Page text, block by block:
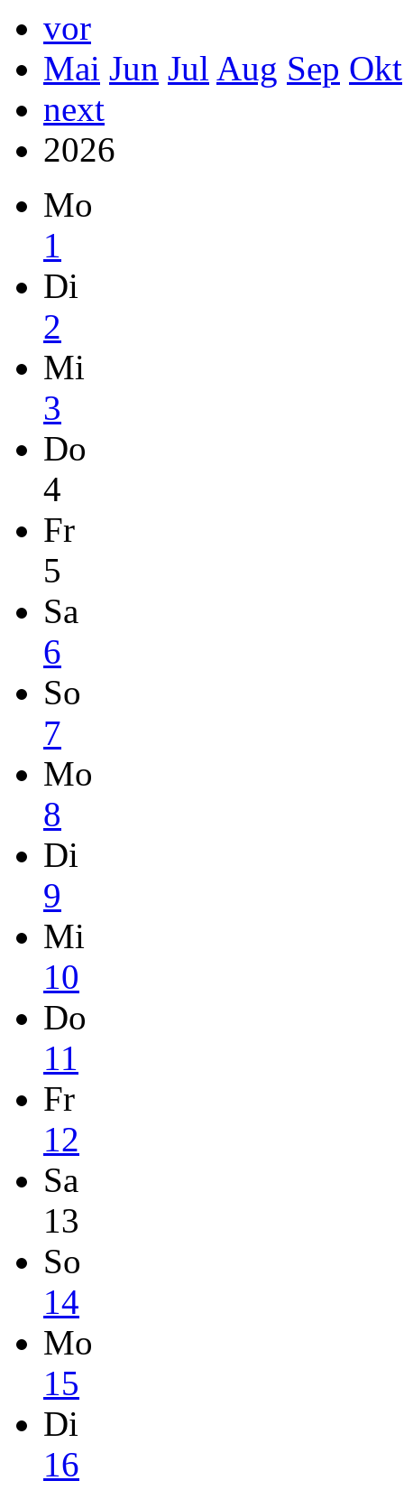
vor
Mai Jun Jul Aug Sep Okt
next
2026
Mo
1
Di
2
Mi
3
Do
4
Fr
5
Sa
6
So
7
Mo
8
Di
9
Mi
10
Do
11
Fr
12
Sa
13
So
14
Mo
15
Di
16